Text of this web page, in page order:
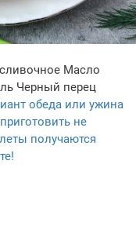
Масло
Черный перец
обеда или ужина
не
получаются